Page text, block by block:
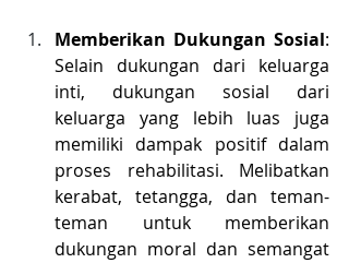
Memberikan Dukungan Sosial:
Selain dukungan dari keluarga
inti, dukungan sosial dari
keluarga yang lebih luas juga
memiliki dampak positif dalam
proses rehabilitasi. Melibatkan
kerabat, tetangga, dan teman-
teman untuk memberikan
dukungan moral dan semangat